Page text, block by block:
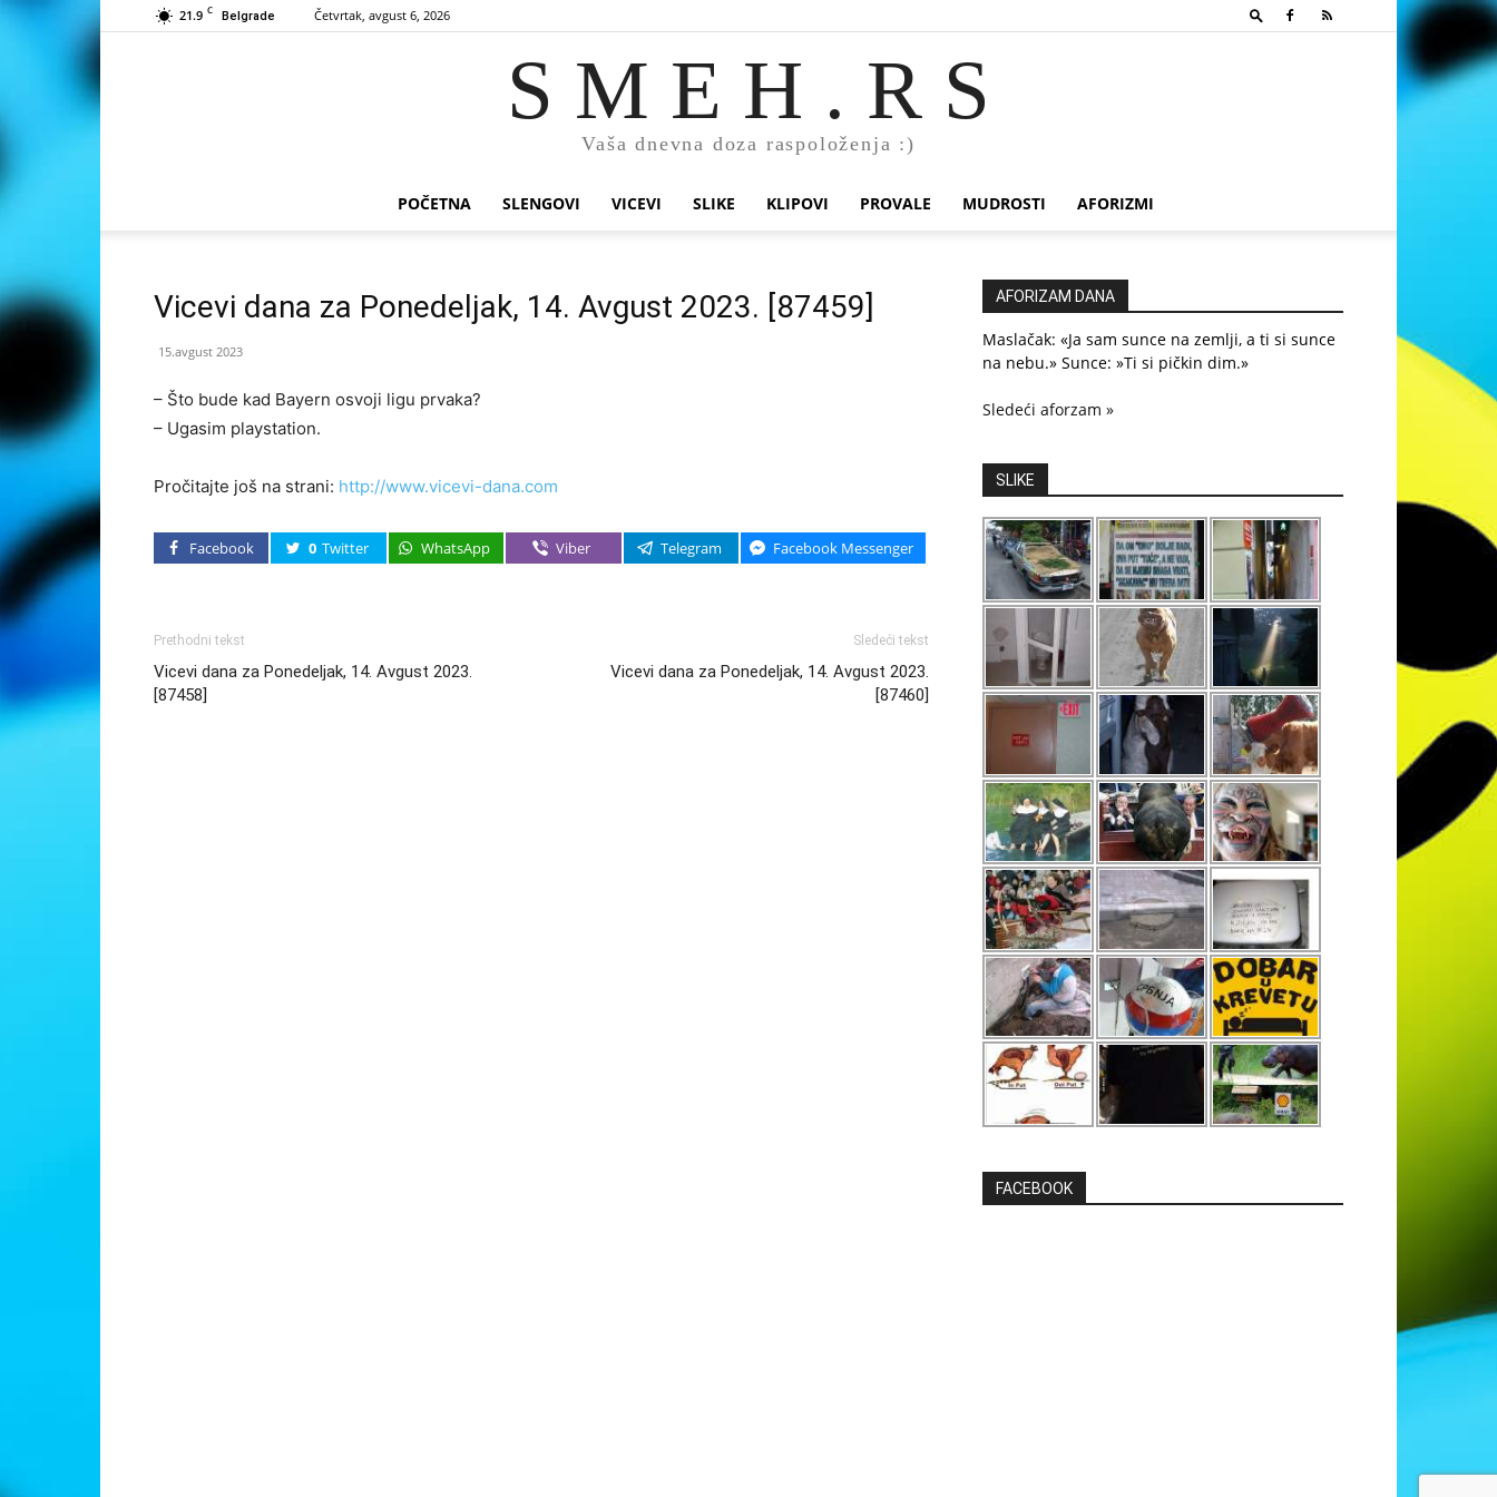
21.9 C Belgrade Četvrtak, avgust 6, 2026
S M E H . R S
Vaša dnevna doza raspoloženja :)
POČETNA SLENGOVI VICEVI SLIKE KLIPOVI PROVALE MUDROSTI AFORIZMI
Vicevi dana za Ponedeljak, 14. Avgust 2023. [87459]
15.avgust 2023
– Što bude kad Bayern osvoji ligu prvaka?
– Ugasim playstation.
Pročitajte još na strani: http://www.vicevi-dana.com
Facebook 0 Twitter WhatsApp Viber Telegram Facebook Messenger
Prethodni tekst
Vicevi dana za Ponedeljak, 14. Avgust 2023.
[87458]
Sledeći tekst
Vicevi dana za Ponedeljak, 14. Avgust 2023.
[87460]
AFORIZAM DANA
Maslačak: «Ja sam sunce na zemlji, a ti si sunce
na nebu.» Sunce: »Ti si pičkin dim.»
Sledeći aforzam »
SLIKE
FACEBOOK